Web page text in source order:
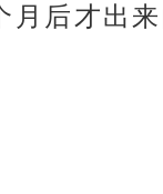
后才出